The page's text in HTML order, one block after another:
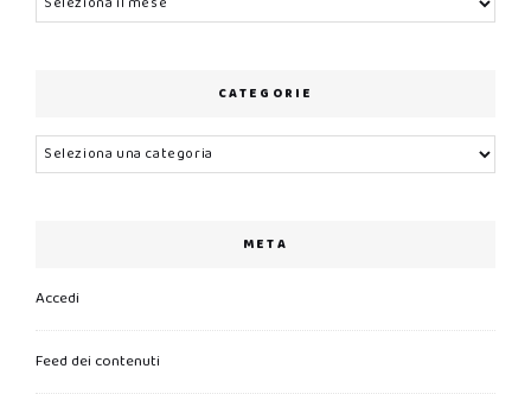
CATEGORIE
Categorie
META
Accedi
Feed dei contenuti